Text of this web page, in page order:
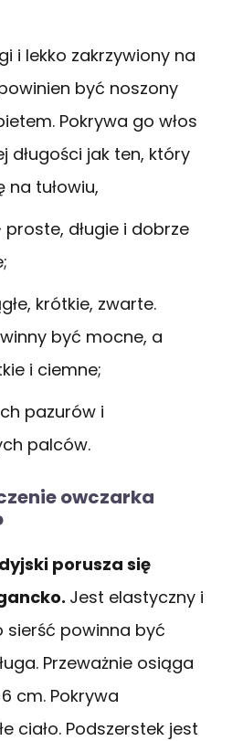
i lekko zakrzywiony na
być noszony
Pokrywa go włos
długości jak ten, który
na tułowiu,
proste, długie i dobrze
krótkie, zwarte.
być mocne, a
i ciemne;
pazurów i
palców.
owczarka
porusza się
Jest elastyczny i
sierść powinna być
Przeważnie osiąga
cm. Pokrywa
ciało. Podszerstek jest